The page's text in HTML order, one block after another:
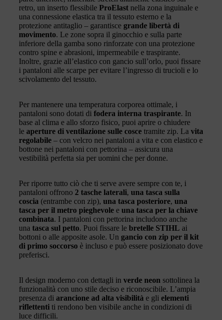
retro, un inserto flessibile ProElast nella zona inguinale e
una connessione elastica tra il tessuto esterno e la
protezione antitaglio – garantisce grande libertà di
movimento. Le zone sopra il ginocchio e sulla parte
inferiore della gamba sono rinforzate con una protezione
contro spine e abrasioni, impermeabile e traspirante.
Inoltre, grazie all’elastico con gancio sull’orlo, puoi fissare
i pantaloni alle scarpe per evitare l’ingresso di trucioli e lo
scivolamento del tessuto.
Per mantenere una temperatura corporea ottimale, i
pantaloni sono dotati di fodera interna traspirante. In
base al clima e allo sforzo fisico, puoi aprire o chiudere
le aperture di ventilazione sulle cosce tramite zip. La vita
regolabile – con velcro nei pantaloni a vita e con elastico e
bottone nei pantaloni con pettorina – assicura una
vestibilità perfetta sia per uomini che per donne.
Per riporre tutto ciò che ti serve avere sempre con te, i
pantaloni offrono 2 tasche laterali, una tasca sulla
coscia (entrambe con zip), una tasca posteriore, una
tasca per il metro pieghevole e una tasca per la chiave
combinata. I pantaloni con pettorina includono anche
una tasca sul petto. Puoi fissare le bretelle STIHL ai
bottoni o alle apposite asole. Un gancio con zip per il kit
di primo soccorso è incluso e può essere posizionato dove
preferisci.
Il design moderno con dettagli in verde neon sottolinea la
funzionalità con uno stile deciso e riconoscibile. L’ampia
presenza di arancione ad alta visibilità e gli elementi
riflettenti ti rendono ben visibile anche in condizioni di
luce difficili.